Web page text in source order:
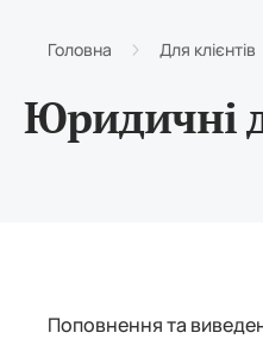
Інструменти
Головна Для клієнтів
Юридичні
Поповнення та